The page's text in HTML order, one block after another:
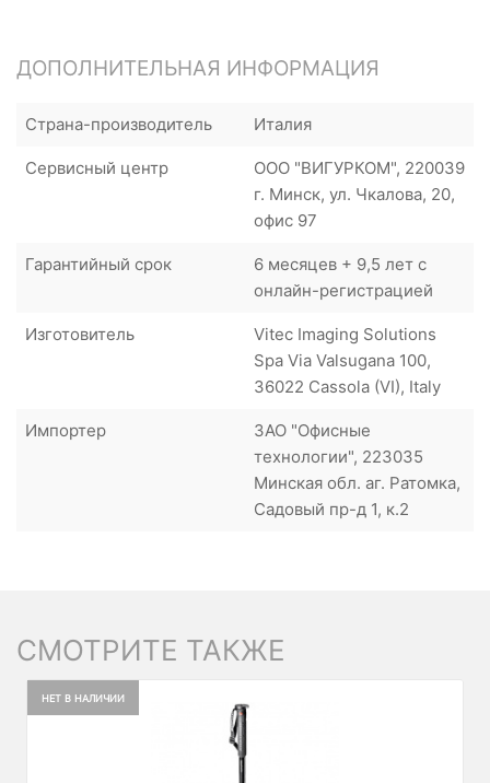
ДОПОЛНИТЕЛЬНАЯ ИНФОРМАЦИЯ
Страна-производитель Италия
Сервисный центр
ООО "ВИГУРКОМ", 220039
г. Минск, ул. Чкалова, 20,
офис 97
Гарантийный срок
6 месяцев + 9,5 лет с
онлайн-регистрацией
Изготовитель
Vitec Imaging Solutions
Spa Via Valsugana 100,
36022 Cassola (VI), Italy
Импортер
ЗАО "Офисные
технологии", 223035
Минская обл. аг. Ратомка,
Садовый пр-д 1, к.2
СМОТРИТЕ ТАКЖЕ
НЕТ В НАЛИЧИИ